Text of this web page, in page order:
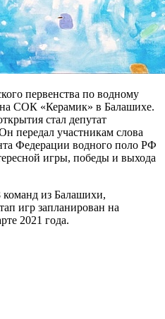
первенства по водному
СОК «Керамик» в Балашихе.
стал депутат
передал участникам слова
Федерации водного поло РФ
игры, победы и выхода
из Балашихи,
игр запланирован на
2021 года.